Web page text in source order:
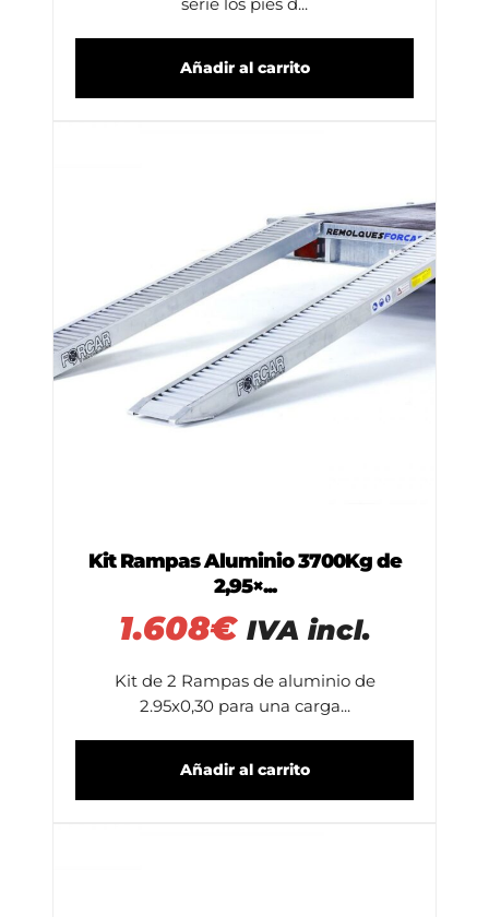
serie los pies d...
Añadir al carrito
Kit Rampas Aluminio 3700Kg de
2,95×...
1.608€ IVA incl.
Kit de 2 Rampas de aluminio de
2.95x0,30 para una carga...
Añadir al carrito